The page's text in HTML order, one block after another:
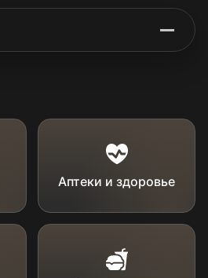
Аптеки и здоровье